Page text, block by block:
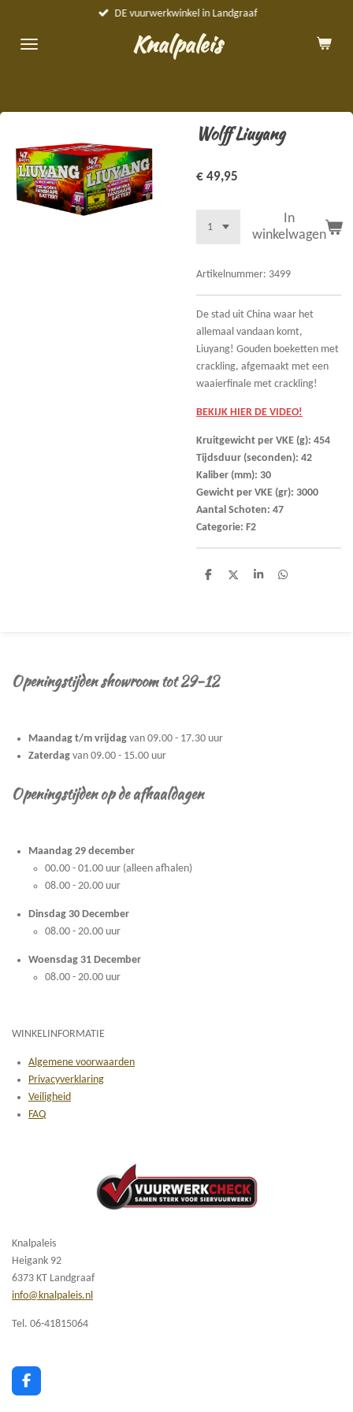
naar
Knalpaleis
DE vuurwerkwinkel in Landgraaf
Wolff Liuyang
€ 49,95
In
winkelwagen
Artikelnummer: 3499
De stad uit China waar het
allemaal vandaan komt,
Liuyang! Gouden boeketten met
crackling, afgemaakt met een
waaierfinale met crackling!
BEKIJK HIER DE VIDEO!
Kruitgewicht per VKE (g): 454
Tijdsduur (seconden): 42
Kaliber (mm): 30
Gewicht per VKE (gr): 3000
Aantal Schoten: 47
Categorie: F2
D
D
S
D
Openingstijden showroom tot 29-12
Maandag t/m vrijdag van 09.00 - 17.30 uur
Zaterdag van 09.00 - 15.00 uur
Openingstijden op de afhaaldagen
Maandag 29 december
00.00 - 01.00 uur (alleen afhalen)
08.00 - 20.00 uur
Dinsdag 30 December
08.00 - 20.00 uur
Woensdag 31 December
08.00 - 20.00 uur
WINKELINFORMATIE
Algemene voorwaarden
Privacyverklaring
Veiligheid
FAQ
Knalpaleis
Heigank 92
6373 KT Landgraaf
info@knalpaleis.nl
Tel. 06-41815064
F
a